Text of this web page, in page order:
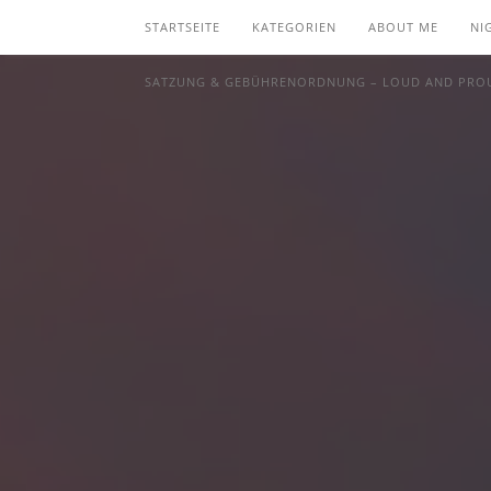
STARTSEITE KATEGORIEN ABOUT ME
SATZUNG & GEBÜHRENORDNUNG – LOUD AND